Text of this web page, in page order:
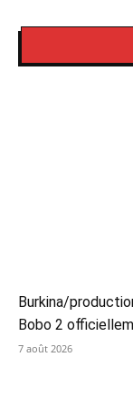
Burkina/
Bobo 2
7 août 2026